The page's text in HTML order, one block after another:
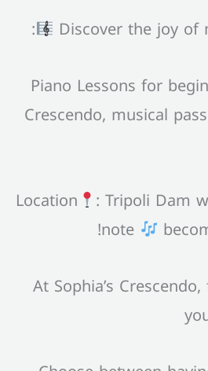
Discover the joy of
:
Piano Lessons for
Crescendo, musical
Location
: Tripoli Dam
note
At Sophia’s